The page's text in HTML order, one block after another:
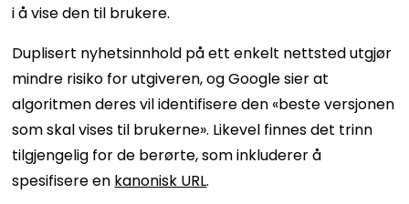
i å vise den til brukere.
Duplisert nyhetsinnhold på ett enkelt nettsted utgjør
mindre risiko for utgiveren, og Google sier at
algoritmen deres vil identifisere den «beste versjonen
som skal vises til brukerne». Likevel finnes det trinn
tilgjengelig for de berørte, som inkluderer å
spesifisere en kanonisk URL.